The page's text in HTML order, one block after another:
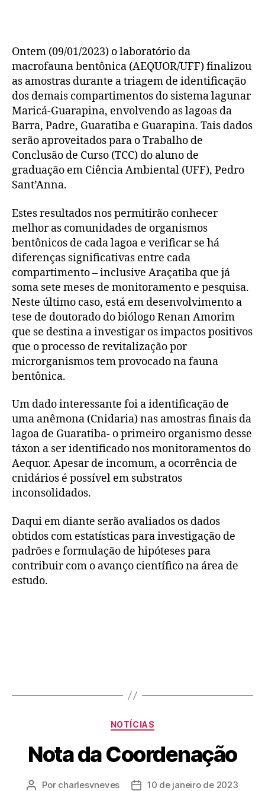
Ontem (09/01/2023) o laboratório da
macrofauna bentônica (AEQUOR/UFF) finalizou
as amostras durante a triagem de identificação
dos demais compartimentos do sistema lagunar
Maricá-Guarapina, envolvendo as lagoas da
Barra, Padre, Guaratiba e Guarapina. Tais dados
serão aproveitados para o Trabalho de
Conclusão de Curso (TCC) do aluno de
graduação em Ciência Ambiental (UFF), Pedro
Sant’Anna.
Estes resultados nos permitirão conhecer
melhor as comunidades de organismos
bentônicos de cada lagoa e verificar se há
diferenças significativas entre cada
compartimento – inclusive Araçatiba que já
soma sete meses de monitoramento e pesquisa.
Neste último caso, está em desenvolvimento a
tese de doutorado do biólogo Renan Amorim
que se destina a investigar os impactos positivos
que o processo de revitalização por
microrganismos tem provocado na fauna
bentônica.
Um dado interessante foi a identificação de
uma anêmona (Cnidaria) nas amostras finais da
lagoa de Guaratiba- o primeiro organismo desse
táxon a ser identificado nos monitoramentos do
Aequor. Apesar de incomum, a ocorrência de
cnidários é possível em substratos
inconsolidados.
Daqui em diante serão avaliados os dados
obtidos com estatísticas para investigação de
padrões e formulação de hipóteses para
contribuir com o avanço científico na área de
estudo.
NOTÍCIAS
Nota da Coordenação
Por charlesvneves
10 de janeiro de 2023